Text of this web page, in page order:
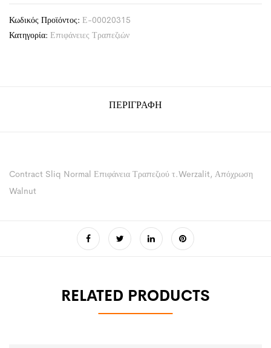
Κωδικός Προϊόντος: Ε-00020315
Κατηγορία: Επιφάνειες Τραπεζιών
ΠΕΡΙΓΡΑΦΉ
Contract Sliq Normal Επιφάνεια Τραπεζιού τ.Werzalit, Απόχρωση
Walnut
RELATED PRODUCTS